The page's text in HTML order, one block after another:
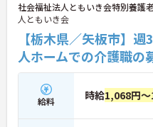
社会福祉法人ともいき会特別養護
人ともいき会
【栃木県／矢板市】
人ホームでの介護職の
給料 時給1,068円